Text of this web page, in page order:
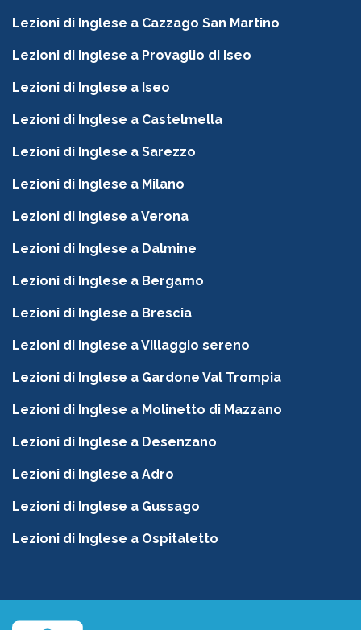
Lezioni di Inglese a Cazzago San Martino
Lezioni di Inglese a Provaglio di Iseo
Lezioni di Inglese a Iseo
Lezioni di Inglese a Castelmella
Lezioni di Inglese a Sarezzo
Lezioni di Inglese a Milano
Lezioni di Inglese a Verona
Lezioni di Inglese a Dalmine
Lezioni di Inglese a Bergamo
Lezioni di Inglese a Brescia
Lezioni di Inglese a Villaggio sereno
Lezioni di Inglese a Gardone Val Trompia
Lezioni di Inglese a Molinetto di Mazzano
Lezioni di Inglese a Desenzano
Lezioni di Inglese a Adro
Lezioni di Inglese a Gussago
Lezioni di Inglese a Ospitaletto